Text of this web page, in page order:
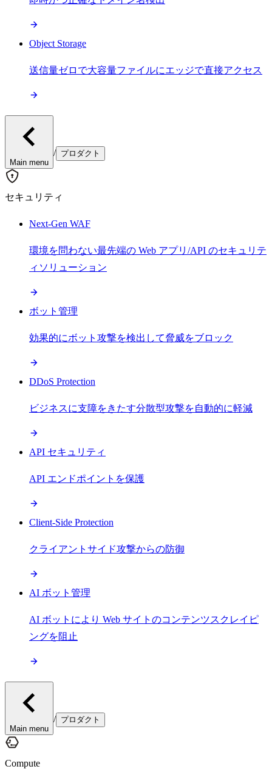
Object Storage
送信量ゼロで大容量ファイルにエッジで直接アクセス
Main menu
/ プロダクト
セキュリティ
Next-Gen WAF
環境を問わない最先端の Web アプリ/API のセキュリテ
ィソリューション
ボット管理
効果的にボット攻撃を検出して脅威をブロック
DDoS Protection
ビジネスに支障をきたす分散型攻撃を自動的に軽減
API セキュリティ
API エンドポイントを保護
Client-Side Protection
クライアントサイド攻撃からの防御
AI ボット管理
AI ボットにより Web サイトのコンテンツスクレイピ
ングを阻止
Main menu
/ プロダクト
Compute